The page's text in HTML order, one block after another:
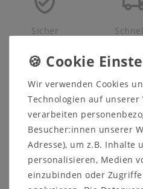
Sicher
Beschreibung
Produktsicherheit
Produktbewertung
Wir verwenden Cookies
Technologien auf unserer
verarbeiten
Besucher:innen unserer
Adresse), um z.B. Inhalte
personalisieren, Medien
einzubinden oder